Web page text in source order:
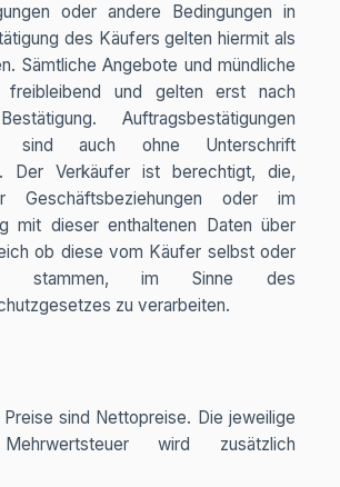
oder andere Bedingungen in
des Käufers gelten hiermit als
Sämtliche Angebote und mündliche
freibleibend und gelten erst nach
Auftragsbestätigungen
sind auch ohne Unterschrift
Der Verkäufer ist berechtigt, die,
Geschäftsbeziehungen oder im
mit dieser enthaltenen Daten über
ob diese vom Käufer selbst oder
stammen, im Sinne des
zu verarbeiten.
Preise sind Nettopreise. Die jeweilige
wird zusätzlich